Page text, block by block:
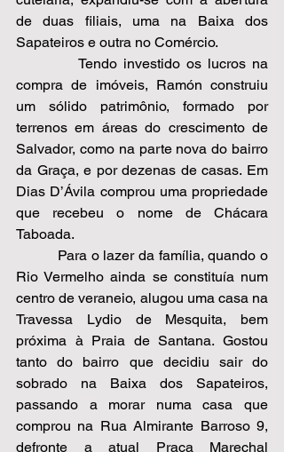
de duas filiais, uma na Baixa dos
Sapateiros e outra no Comércio.
compra de imóveis, Ramón construiu
um sólido patrimônio, formado por
terrenos em áreas do crescimento de
Salvador, como na parte nova do bairro
da Graça, e por dezenas de casas. Em
Dias D’Ávila comprou uma propriedade
que recebeu o nome de Chácara
Taboada.
Rio Vermelho ainda se constituía num
centro de veraneio, alugou uma casa na
Travessa Lydio de Mesquita, bem
próxima à Praia de Santana. Gostou
tanto do bairro que decidiu sair do
sobrado na Baixa dos Sapateiros,
passando a morar numa casa que
comprou na Rua Almirante Barroso 9,
defronte a atual Praça Marechal